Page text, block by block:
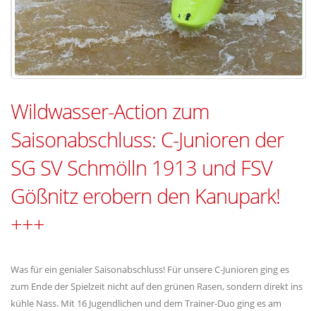
Wildwasser-Action zum
Saisonabschluss: C-Junioren der
SG SV Schmölln 1913 und FSV
Gößnitz erobern den Kanupark!
+++
Was für ein genialer Saisonabschluss! Für unsere C-Junioren ging es
zum Ende der Spielzeit nicht auf den grünen Rasen, sondern direkt ins
kühle Nass. Mit 16 Jugendlichen und dem Trainer-Duo ging es am